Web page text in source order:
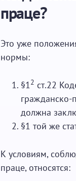
праце?
Это уже
нормы:
§12 ст.22
гражданско-
должна
§1 той же
К условиям,
праце, относятся: